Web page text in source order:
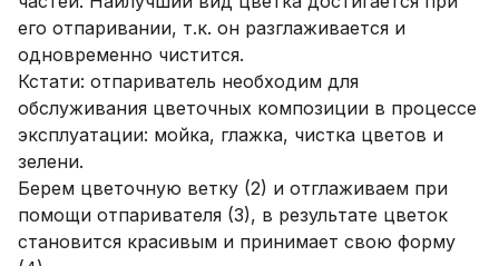
его отпаривании, т.к. он разглаживается и
одновременно чистится.
Кстати: отпариватель необходим для
обслуживания цветочных композиции в процессе
эксплуатации: мойка, глажка, чистка цветов и
зелени.
Берем цветочную ветку (2) и отглаживаем при
помощи отпаривателя (3), в результате цветок
становится красивым и принимает свою форму